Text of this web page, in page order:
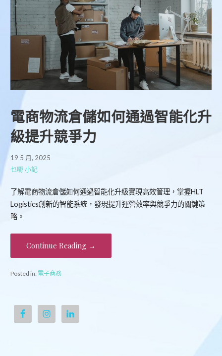
電商物流倉儲如何通過智能化升
級提升競爭力
19 5 月, 2025
乜嘢 小記
了解電商物流倉儲如何通過智能化升級實現高效管理，掌握HLT
Logistics創新的智能系統，發現提升運營效率與競爭力的關鍵策
略。
Continue Reading →
Posted in:電子商務